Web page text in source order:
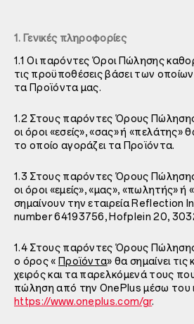
1. Γενικές πληροφορίες
1.1 Οι παρόντες Όροι Πώλησης
τις προϋποθέσεις βάσει των
τα Προϊόντα μας.
1.2 Στους παρόντες Όρους
οι όροι «εσείς», «σας» ή «πελάτης»
το οποίο αγοράζει τα Προϊόντα.
1.3 Στους παρόντες Όρους
οι όροι «εμείς», «μας», «πωλητής» ή
σημαίνουν την εταιρεία Reflection
number 64193756, Hofplein 20,
1.4 Στους παρόντες Όρους
ο όρος « Προϊόντα» θα σημαίνει τις
χειρός και τα παρελκόμενά τους
πώληση από την OnePlus μέσω του
https://www.oneplus.com/gr.